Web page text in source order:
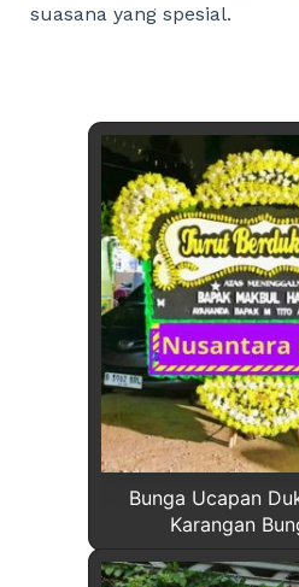
suasana yang spesial.
Bunga Ucapan
Karangan